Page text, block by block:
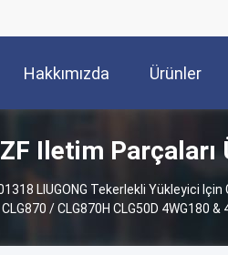
Hakkımızda Ürünler
ZF Iletim Parçaları
LIUGONG Tekerlekli Yükleyici Için
CLG870 / CLG870H CLG50D 4WG180 &